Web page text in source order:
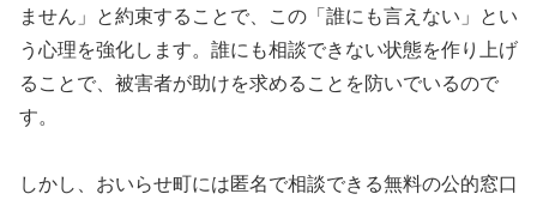
ません」と約束することで、この「誰にも言えない」とい
う心理を強化します。誰にも相談できない状態を作り上げ
ることで、被害者が助けを求めることを防いでいるので
す。
しかし、おいらせ町には匿名で相談できる無料の公的窓口